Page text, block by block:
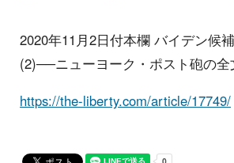
2020年11月2日付本欄 バイデン候
(2)──ニューヨーク・ポスト砲の全
https://the-liberty.com/article/17749/